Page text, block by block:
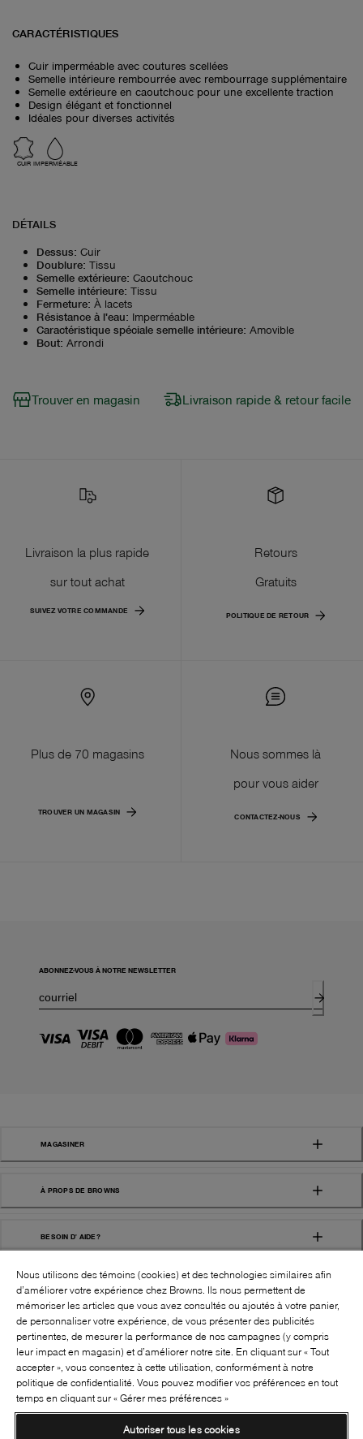
CARACTÉRISTIQUES
Cuir imperméable avec coutures scellées
Semelle intérieure rembourrée avec rembourrage supplémentaire
Semelle extérieure en caoutchouc pour une excellente traction
Design élégant et fonctionnel
Idéales pour diverses activités
CUIR IMPERMÉABLE
DÉTAILS
Dessus: Cuir
Doublure: Tissu
Semelle extérieure: Caoutchouc
Semelle intérieure: Tissu
Fermeture: À lacets
Résistance à l'eau: Imperméable
Caractéristique spéciale semelle intérieure: Amovible
Bout: Arrondi
Trouver en magasin Livraison rapide & retour facile
Livraison la plus rapide
sur tout achat
SUIVEZ VOTRE COMMANDE
Retours
Gratuits
POLITIQUE DE RETOUR
Plus de 70 magasins
TROUVER UN MAGASIN
Nous sommes là
pour vous aider
CONTACTEZ-NOUS
ABONNEZ-VOUS À NOTRE NEWSLETTER
MAGASINER
À PROPS DE BROWNS
BESOIN D' AIDE?
BROWNS SHOES INC. TOUS DROITS
RÉSERVÉS
SUIVEZ-NOUS!:
Nous utilisons des témoins (cookies) et des technologies similaires afin
d’améliorer votre expérience chez Browns. Ils nous permettent de
mémoriser les articles que vous avez consultés ou ajoutés à votre panier,
de personnaliser votre expérience, de vous présenter des publicités
pertinentes, de mesurer la performance de nos campagnes (y compris
leur impact en magasin) et d’améliorer notre site. En cliquant sur « Tout
accepter », vous consentez à cette utilisation, conformément à notre
politique de confidentialité. Vous pouvez modifier vos préférences en tout
temps en cliquant sur « Gérer mes préférences »
Autoriser tous les cookies